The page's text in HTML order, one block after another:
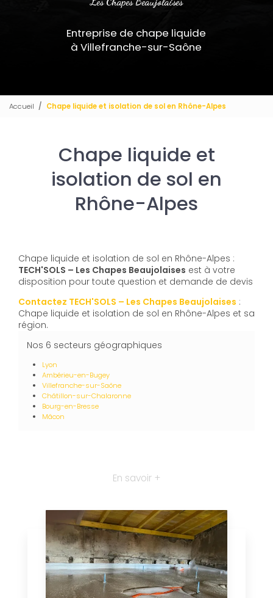
Entreprise de chape liquide
à Villefranche-sur-Saône
Accueil Chape liquide et isolation de sol en Rhône-Alpes
Chape liquide et
isolation de sol en
Rhône-Alpes
Chape liquide et isolation de sol en Rhône-Alpes :
TECH'SOLS – Les Chapes Beaujolaises est à votre
disposition pour toute question et demande de devis
Contactez TECH'SOLS – Les Chapes Beaujolaises :
Chape liquide et isolation de sol en Rhône-Alpes et sa
région.
Nos 6 secteurs géographiques
Lyon
Ambérieu-en-Bugey
Villefranche-sur-Saône
Châtillon-sur-Chalaronne
Bourg-en-Bresse
Mâcon
En savoir +